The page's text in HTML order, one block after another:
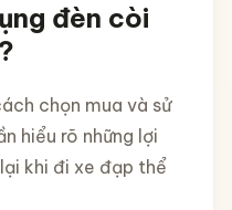
đèn còi
chọn mua và sử
hiểu rõ những lợi
khi đi xe đạp thể